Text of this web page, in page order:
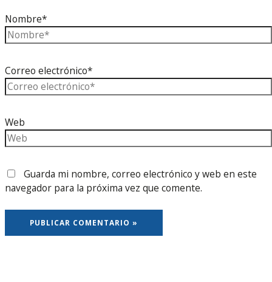
Nombre*
Correo electrónico*
Web
Guarda mi nombre, correo electrónico y web en este
navegador para la próxima vez que comente.